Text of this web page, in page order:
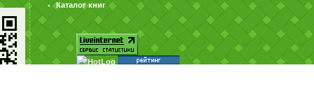
Каталог книг